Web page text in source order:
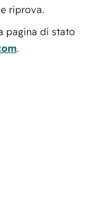
riprova.
pagina di stato
.